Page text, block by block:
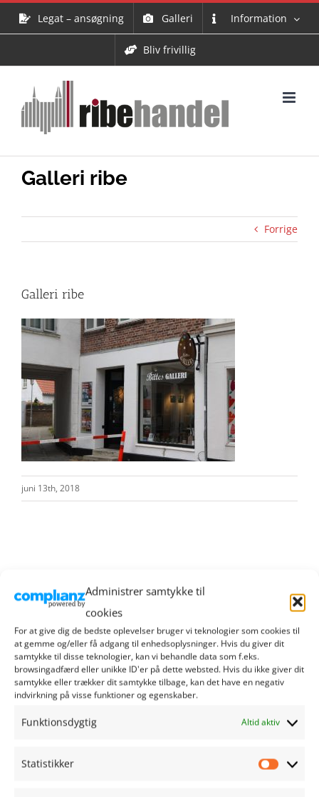
Administrer samtykke til
cookies
For at give dig de bedste oplevelser bruger vi teknologier som cookies til
at gemme og/eller få adgang til enhedsoplysninger. Hvis du giver dit
samtykke til disse teknologier, kan vi behandle data som f.eks.
browsingadfærd eller unikke ID'er på dette websted. Hvis du ikke giver dit
samtykke eller trækker dit samtykke tilbage, kan det have en negativ
indvirkning på visse funktioner og egenskaber.
Funktionsdygtig Altid aktiv
Statistikker
Legat – ansøgning Galleri Information
Bliv frivillig
Galleri ribe
Forrige
Galleri ribe
juni 13th, 2018
RIBE HANDEL
Sct. Nicolaj Gade 1
6760 Ribe
Tlf. 9390 1021
Cvr.nr.: 28480628